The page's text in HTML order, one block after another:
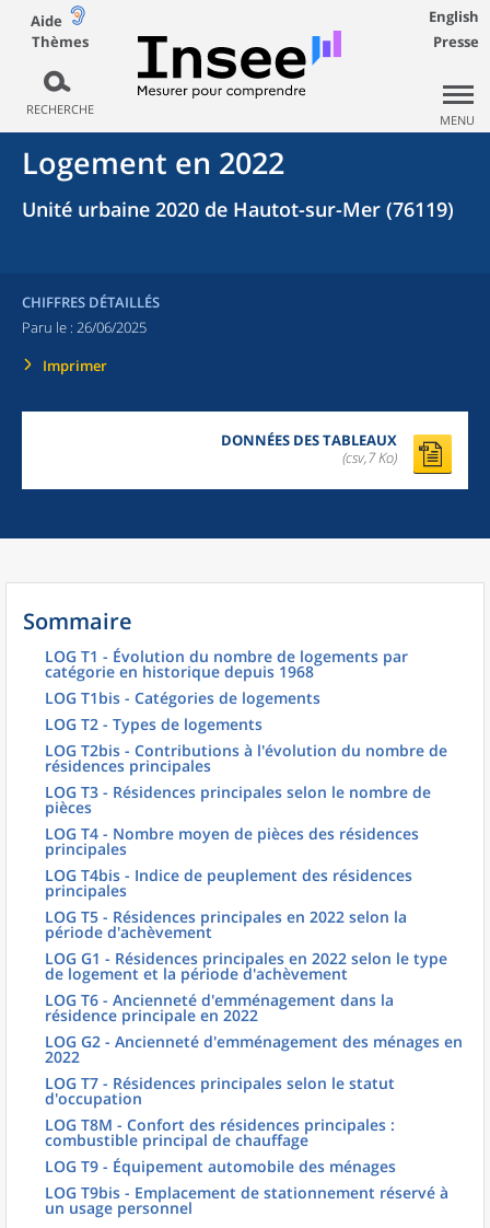
Aide
Thèmes
RECHERCHE
English
Presse
MENU
Logement en 2022
Unité urbaine 2020 de Hautot-sur-Mer (76119)
CHIFFRES DÉTAILLÉS
Paru le : 26/06/2025
Imprimer
DONNÉES DES TABLEAUX
(csv,7 Ko)
Sommaire
LOG T1 - Évolution du nombre de logements par
catégorie en historique depuis 1968
LOG T1bis - Catégories de logements
LOG T2 - Types de logements
LOG T2bis - Contributions à l'évolution du nombre de
résidences principales
LOG T3 - Résidences principales selon le nombre de
pièces
LOG T4 - Nombre moyen de pièces des résidences
principales
LOG T4bis - Indice de peuplement des résidences
principales
LOG T5 - Résidences principales en 2022 selon la
période d'achèvement
LOG G1 - Résidences principales en 2022 selon le type
de logement et la période d'achèvement
LOG T6 - Ancienneté d'emménagement dans la
résidence principale en 2022
LOG G2 - Ancienneté d'emménagement des ménages en
2022
LOG T7 - Résidences principales selon le statut
d'occupation
LOG T8M - Confort des résidences principales :
combustible principal de chauffage
LOG T9 - Équipement automobile des ménages
LOG T9bis - Emplacement de stationnement réservé à
un usage personnel